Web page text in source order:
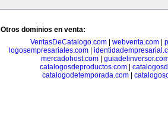
Otros dominios en venta:
VentasDeCatalogo.com| webventa.com|
logosempresariales.com|
mercadohost.com|
catalogosdeproductos.com
catalogodetemporada.com